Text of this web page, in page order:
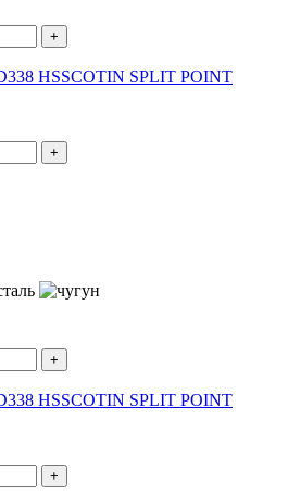
+
HSSCOTIN SPLIT POINT
+
+
HSSCOTIN SPLIT POINT
+